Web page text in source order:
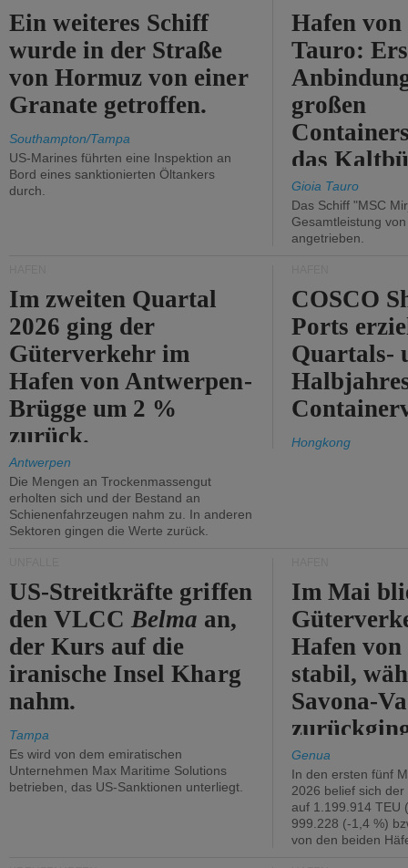
Ein weiteres Schiff
wurde in der Straße
von Hormuz von einer
Granate getroffen.
Southampton/Tampa
US-Marines führten eine Inspektion an
Bord eines sanktionierten Öltankers
durch.
Hafen
Tauro:
großen
das
Gioia Tauro
Das Schiff "MSC
Gesamtleistung
angetrieben.
Im zweiten Quartal
2026 ging der
Güterverkehr im
Hafen von Antwerpen-
Brügge um 2 %
zurück.
Antwerpen
Die Mengen an Trockenmassengut
erholten sich und der Bestand an
Schienenfahrzeugen nahm zu. In anderen
Sektoren gingen die Werte zurück.
COSCO
Ports
Quartals-
Hongkong
US-Streitkräfte griffen
den VLCCBelma an,
der Kurs auf die
iranische Insel Kharg
nahm.
Tampa
Es wird von dem emiratischen
Unternehmen Max Maritime Solutions
betrieben, das US-Sanktionen unterliegt.
Im Mai
Hafen von
stabil,
Savona-
Genua
In den ersten fünf
2026 belief sich
auf 1.199.914 TEU
999.228 (-1,4 %)
von den beiden